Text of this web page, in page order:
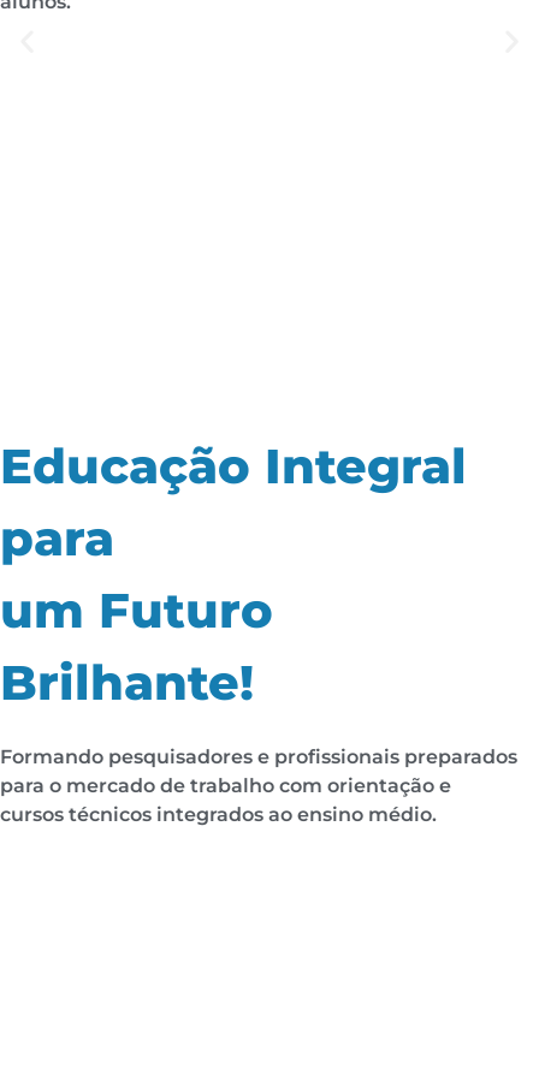
Educação Integral
para
um Futuro
Brilhante!
Formando pesquisadores e profissionais preparados
para o mercado de trabalho com orientação e
cursos técnicos integrados ao ensino médio.